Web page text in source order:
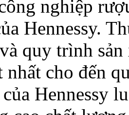
nghiệp
Hennessy.
quy trình
cho đến
Hennessy